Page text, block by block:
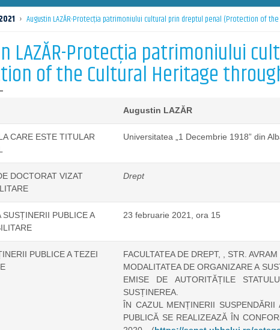
2021 › Augustin LAZĂR-Protecția patrimoniului cultural prin dreptul penal (Protection of
LAZĂR-Protecția patrimoniului
of the Cultural Heritage
Augustin LAZĂR
CARE ESTE TITULAR
Universitatea „1 Decembrie 1918” din
DOCTORAT VIZAT
Drept
SUSȚINERII PUBLICE A
23 februarie 2021, ora 15
PUBLICE A TEZEI
FACULTATEA DE DREPT, , STR. AVRAM
MODALITATEA DE ORGANIZARE A
EMISE DE AUTORITĂȚILE
SUSȚINEREA.
ÎN CAZUL MENȚINERII
PUBLICĂ SE REALIZEAZĂ ÎN